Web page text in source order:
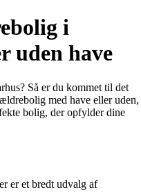
i
uden have
Så er du kommet til det
med have eller uden,
bolig, der opfylder dine
er et bredt udvalg af